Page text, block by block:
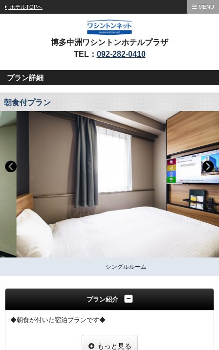
ホテルTOPへ MENU
博多中洲ワシントンホテルプラザ
TEL： 092-282-0410
プラン詳細
朝食付プラン
シングルルーム
プラン紹介
◆朝食が付いた宿泊プランです◆
もっと見る